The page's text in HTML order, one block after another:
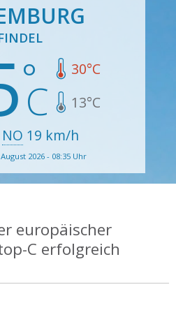
30°C
13°C
NO 19 km/h
2026 - 08:35 Uhr
europäischer
C erfolgreich